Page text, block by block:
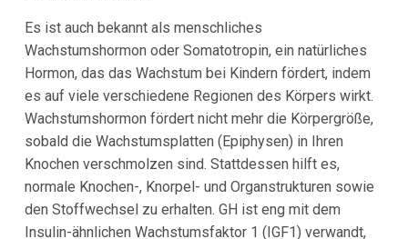
Es ist auch bekannt als menschliches
Wachstumshormon oder Somatotropin, ein natürliches
Hormon, das das Wachstum bei Kindern fördert, indem
es auf viele verschiedene Regionen des Körpers wirkt.
Wachstumshormon fördert nicht mehr die Körpergröße,
sobald die Wachstumsplatten (Epiphysen) in Ihren
Knochen verschmolzen sind. Stattdessen hilft es,
normale Knochen-, Knorpel- und Organstrukturen sowie
den Stoffwechsel zu erhalten. GH ist eng mit dem
Insulin-ähnlichen Wachstumsfaktor 1 (IGF1) verwandt,